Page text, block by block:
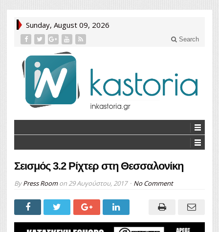
Sunday, August 09, 2026
Search
Σεισμός 3.2 Ρίχτερ στη Θεσσαλονίκη
ByPress Roomon 29 Αυγούστου, 2017 No Comment